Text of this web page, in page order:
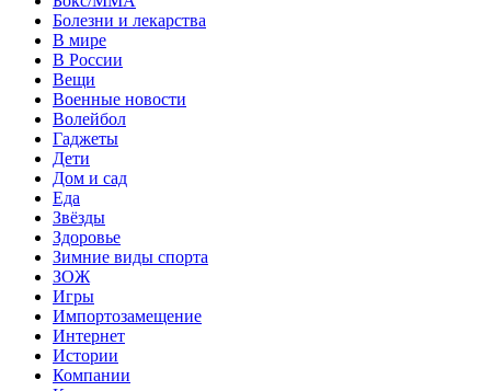
Болезни и лекарства
В мире
В России
Вещи
Военные новости
Волейбол
Гаджеты
Дети
Дом и сад
Еда
Звёзды
Здоровье
Зимние виды спорта
ЗОЖ
Игры
Импортозамещение
Интернет
Истории
Компании